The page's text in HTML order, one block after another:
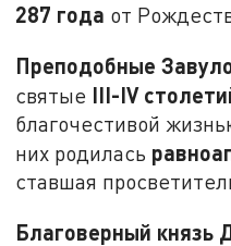
287 года от
Преподобные
святые III-IV
благочестивой
них родилась
ставшая
Благоверный князь